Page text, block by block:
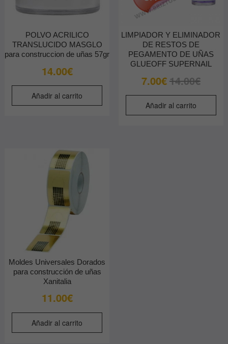
POLVO ACRILICO
TRANSLUCIDO MASGLO
para construccion de uñas 57gr
14.00€
Añadir al carrito
LIMPIADOR Y ELIMINADOR
DE RESTOS DE
PEGAMENTO DE UÑAS
GLUEOFF SUPERNAIL
14.00€El
era:
7.00€
El
es:
Añadir al carrito
Moldes Universales Dorados
para construcción de uñas
Xanitalia
11.00€
Añadir al carrito